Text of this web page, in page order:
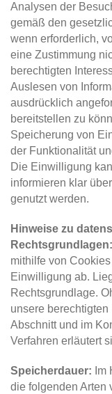
Analysen der
gemäß den
wenn erforderlich,
eine Zustimmung
berechtigten
Auslesen von
ausdrücklich
bereitstellen zu
Speicherung von
der Funktionalität
Die Einwilligung
informieren klar
genutzt werden.
Hinweise zu
Rechtsgrundlagen:
mithilfe von
Einwilligung ab.
Rechtsgrundlage.
unsere
Abschnitt und im
Verfahren erläutert
Speicherdauer:
die folgenden Arten